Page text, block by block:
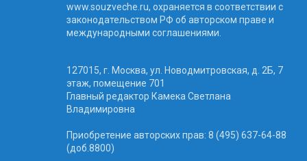
www.souzveche.ru, охраняется в соответствии с
законодательством РФ об авторском праве и
международными соглашениями.
127015, г. Москва, ул. Новодмитровская, д. 2Б, 7
этаж, помещение 701
Главный редактор Камека Светлана
Владимировна
Приобретение авторских прав: 8 (495) 637-64-88
(доб.8800)